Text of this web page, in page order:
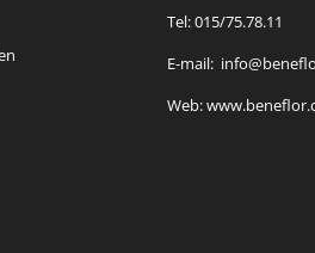
Tel:015/75.78.11
E-mail:
Web: